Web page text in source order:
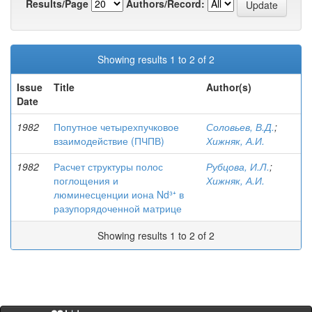
Results/Page
Authors/Record:
Showing results 1 to 2 of 2
Issue
Date
Title Author(s)
1982
Попутное четырехпучковое
взаимодействие (ПЧПВ)
Соловьев, В.Д.;
Хижняк, А.И.
1982
Расчет структуры полос
поглощения и
люминесценции иона Nd³⁺ в
разупорядоченной матрице
Рубцова, И.Л.;
Хижняк, А.И.
Showing results 1 to 2 of 2